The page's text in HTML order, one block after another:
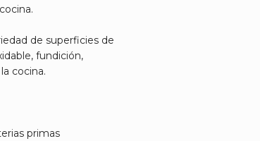
de superficies de
fundición,
cocina.
primas